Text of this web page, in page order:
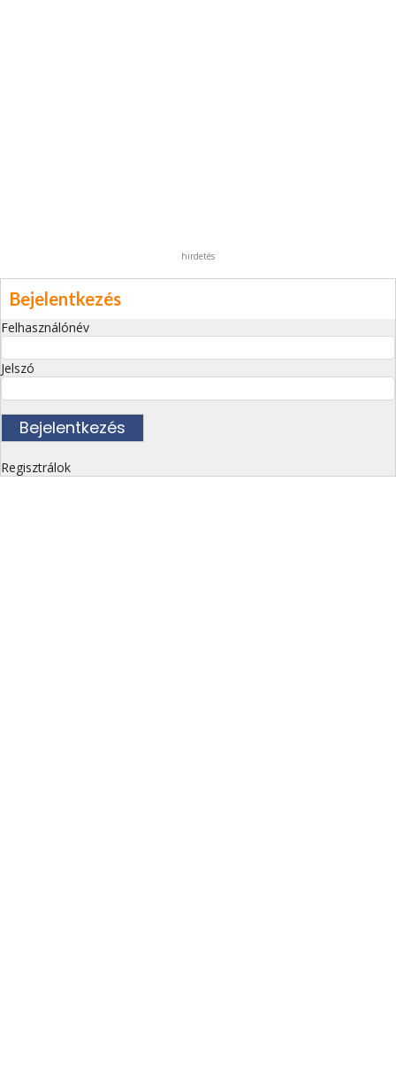
hirdetés
Bejelentkezés
Felhasználónév
Jelszó
Regisztrálok